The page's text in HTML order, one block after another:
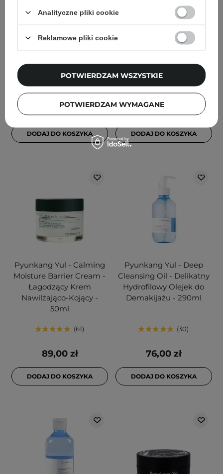
Time Reverse Eye Cream
- Krem pod Oczy z
28
120,00 zł
DODAJ DO KOSZYKA
Pyunkang Yul - ATO Mild
Sun Cream
SPF50+/PA+++ -
Przeciwsłoneczny - 75ml
22
78,00 zł
DODAJ DO KOSZYKA
Pyunkang Yul - Calming
Moisture Barrier Cream -
Łagodzący Krem
Nawilżająco-Kojący -
50ml
61
89,00 zł
DODAJ DO KOSZYKA
Pyunkang Yul - Deep
Cleansing Oil - Delikatny
Hydrofilowy Olejek do
Demakijażu - 290ml
30
76,00 zł
DODAJ DO KOSZYKA
Analityczne pliki cookie
Reklamowe pliki cookie
POTWIERDZAM WYMAGANE
POTWIERDZAM WSZYSTKIE